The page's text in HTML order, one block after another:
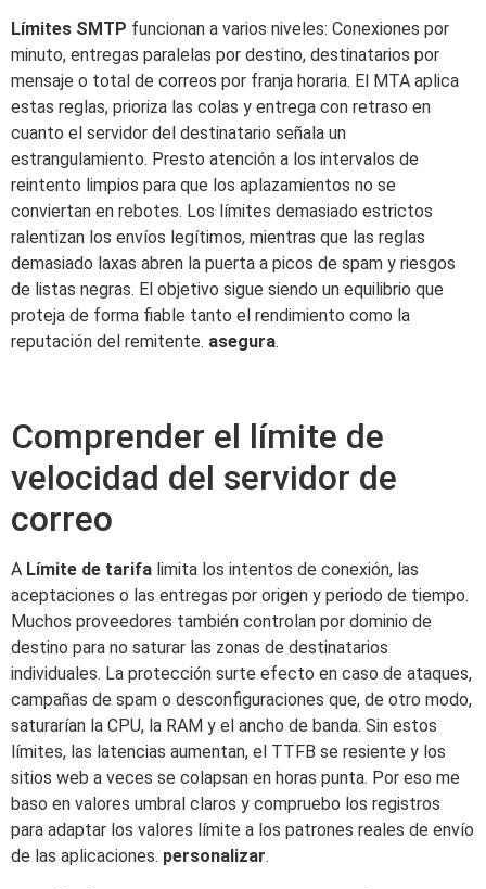
Límites SMTP funcionan a varios niveles: Conexiones por
minuto, entregas paralelas por destino, destinatarios por
mensaje o total de correos por franja horaria. El MTA aplica
estas reglas, prioriza las colas y entrega con retraso en
cuanto el servidor del destinatario señala un
estrangulamiento. Presto atención a los intervalos de
reintento limpios para que los aplazamientos no se
conviertan en rebotes. Los límites demasiado estrictos
ralentizan los envíos legítimos, mientras que las reglas
demasiado laxas abren la puerta a picos de spam y riesgos
de listas negras. El objetivo sigue siendo un equilibrio que
proteja de forma fiable tanto el rendimiento como la
reputación del remitente. asegura.
Comprender el límite de
velocidad del servidor de
correo
A Límite de tarifa limita los intentos de conexión, las
aceptaciones o las entregas por origen y periodo de tiempo.
Muchos proveedores también controlan por dominio de
destino para no saturar las zonas de destinatarios
individuales. La protección surte efecto en caso de ataques,
campañas de spam o desconfiguraciones que, de otro modo,
saturarían la CPU, la RAM y el ancho de banda. Sin estos
límites, las latencias aumentan, el TTFB se resiente y los
sitios web a veces se colapsan en horas punta. Por eso me
baso en valores umbral claros y compruebo los registros
para adaptar los valores límite a los patrones reales de envío
de las aplicaciones. personalizar.